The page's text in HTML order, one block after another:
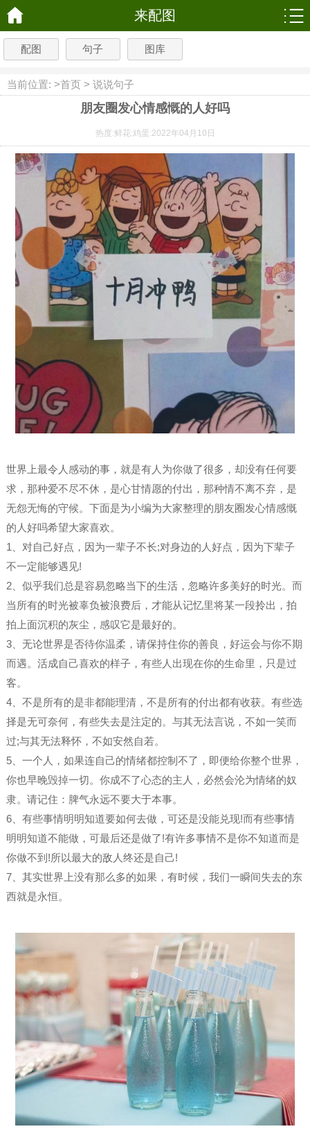
来配图
配图 句子 图库
当前位置: >首页 > 说说句子
朋友圈发心情感慨的人好吗
热度:鲜花:鸡蛋:2022年04月10日
世界上最令人感动的事，就是有人为你做了很多，却没有任何要
求，那种爱不尽不休，是心甘情愿的付出，那种情不离不弃，是
无怨无悔的守候。下面是为小编为大家整理的朋友圈发心情感慨
的人好吗希望大家喜欢。
1、对自己好点，因为一辈子不长;对身边的人好点，因为下辈子
不一定能够遇见!
2、似乎我们总是容易忽略当下的生活，忽略许多美好的时光。而
当所有的时光被辜负被浪费后，才能从记忆里将某一段拎出，拍
拍上面沉积的灰尘，感叹它是最好的。
3、无论世界是否待你温柔，请保持住你的善良，好运会与你不期
而遇。活成自己喜欢的样子，有些人出现在你的生命里，只是过
客。
4、不是所有的是非都能理清，不是所有的付出都有收获。有些选
择是无可奈何，有些失去是注定的。与其无法言说，不如一笑而
过;与其无法释怀，不如安然自若。
5、一个人，如果连自己的情绪都控制不了，即便给你整个世界，
你也早晚毁掉一切。你成不了心态的主人，必然会沦为情绪的奴
隶。请记住：脾气永远不要大于本事。
6、有些事情明明知道要如何去做，可还是没能兑现!而有些事情
明明知道不能做，可最后还是做了!有许多事情不是你不知道而是
你做不到!所以最大的敌人终还是自己!
7、其实世界上没有那么多的如果，有时候，我们一瞬间失去的东
西就是永恒。